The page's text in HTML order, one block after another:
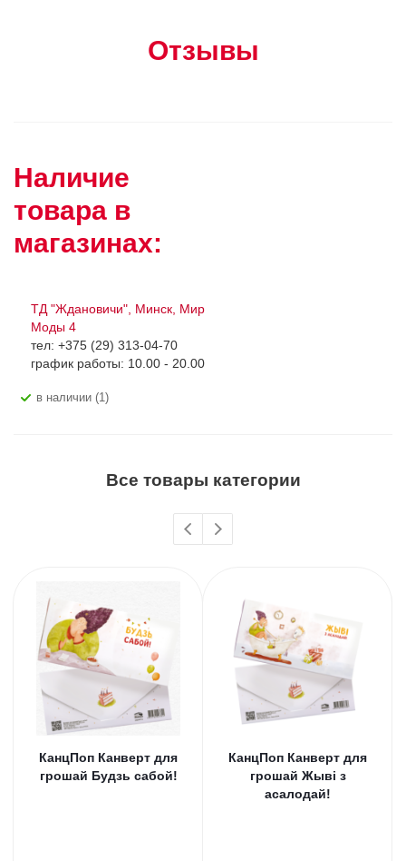
Отзывы
Наличие
товара в
магазинах:
ТД "Ждановичи", Минск, Мир
Моды 4
тел: +375 (29) 313-04-70
график работы: 10.00 - 20.00
В наличии (1)
Все товары категории
КанцПоп Канверт для
грошай Будзь сабой!
КанцПоп Канверт для
грошай Жыві з
асалодай!